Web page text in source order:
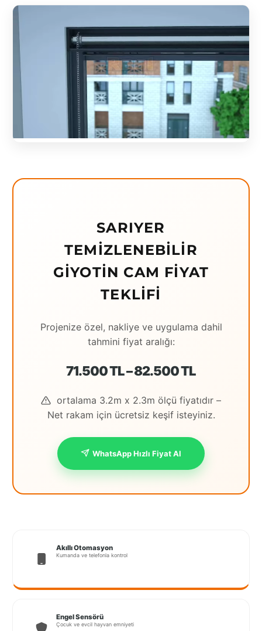
SARIYER
TEMIZLENEBILIR
GIYOTIN CAM FIYAT
TEKLIFI
Projenize özel, nakliye ve uygulama dahil
tahmini fiyat aralığı:
71.500 TL – 82.500 TL
ortalama 3.2m x 2.3m ölçü fiyatıdır –
Net rakam için ücretsiz keşif isteyiniz.
WhatsApp Hızlı Fiyat Al
Akıllı Otomasyon
Kumanda ve telefonla kontrol
Engel Sensörü
Çocuk ve evcil hayvan emniyeti
Bulgaristan
Çanakkale
Diyarbakır
Eskişehir
Gaziantep
İstanbul
Anadolu
Avrupa
Kırklareli
Manisa
Muğla